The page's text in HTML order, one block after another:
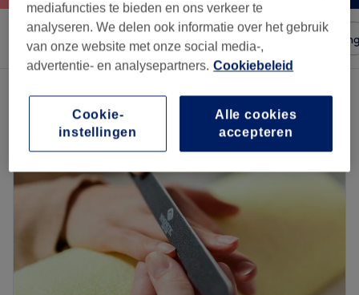
Sorteer op Salons Expresaanbiedingen
mediafuncties te bieden en ons verkeer te
analyseren. We delen ook informatie over het gebruik
van onze website met onze social media-,
advertentie- en analysepartners. Cookiebeleid
Alle cookies
accepteren
Cookie-
instellingen